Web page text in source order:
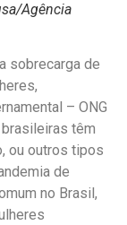
Agência
sobrecarga de
– ONG
têm
ou outros tipos
de
no Brasil,